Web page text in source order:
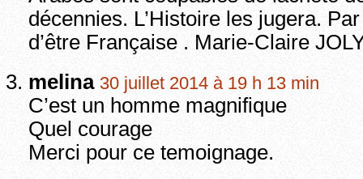
décennies. L’Histoire les jugera.
d’être Française . Marie-Claire
melina 30 juillet 2014 à 19 h 13 min
C’est un homme magnifique
Quel courage
Merci pour ce temoignage.